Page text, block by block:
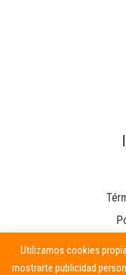
Utilizamos cookies
mostrarte publicidad